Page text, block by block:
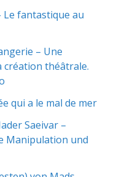
fantastique au
– Une
création théâtrale.
qui a le mal de mer
Saeivar​​ –
Manipulation und